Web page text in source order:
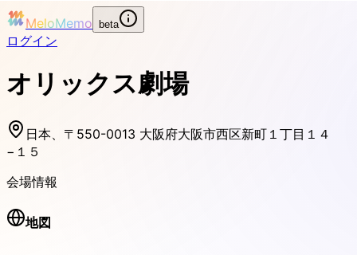
MeloMemo beta
ログイン
オリックス劇場
日本、〒550-0013 大阪府大阪市西区新町１丁目１４
−１５
会場情報
地図